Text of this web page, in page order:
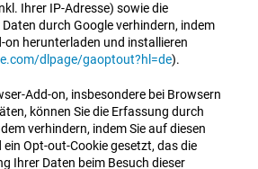
Ihrer IP-Adresse) sowie die
durch Google verhindern, indem
on herunterladen und installieren
dlpage/gaoptout?hl=de).
Add-on, insbesondere bei Browsern
können Sie die Erfassung durch
verhindern, indem Sie auf diesen
ein Opt-out-Cookie gesetzt, das die
Ihrer Daten beim Besuch dieser